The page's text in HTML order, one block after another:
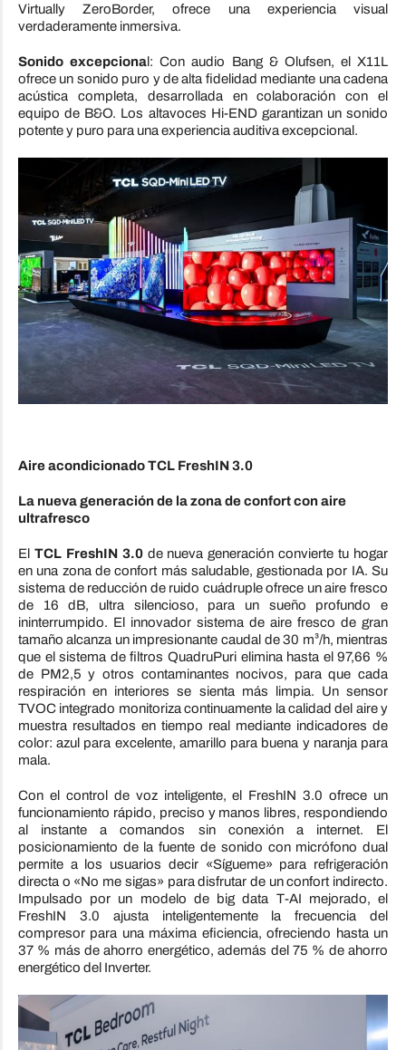
Virtually ZeroBorder, ofrece una experiencia visual
verdaderamente inmersiva.
Sonido excepcional: Con audio Bang & Olufsen, el X11L
ofrece un sonido puro y de alta fidelidad mediante una cadena
acústica completa, desarrollada en colaboración con el
equipo de B&O. Los altavoces Hi-END garantizan un sonido
potente y puro para una experiencia auditiva excepcional.
Aire acondicionado TCL FreshIN 3.0
La nueva generación de la zona de confort con aire
ultrafresco
El TCL FreshIN 3.0de nueva generación convierte tu hogar
en una zona de confort más saludable, gestionada por IA. Su
sistema de reducción de ruido cuádruple ofrece un aire fresco
de 16 dB, ultra silencioso, para un sueño profundo e
ininterrumpido. El innovador sistema de aire fresco de gran
tamaño alcanza un impresionante caudal de 30 m³/h, mientras
que el sistema de filtros QuadruPuri elimina hasta el 97,66 %
de PM2,5 y otros contaminantes nocivos, para que cada
respiración en interiores se sienta más limpia. Un sensor
TVOC integrado monitoriza continuamente la calidad del aire y
muestra resultados en tiempo real mediante indicadores de
color: azul para excelente, amarillo para buena y naranja para
mala.
Con el control de voz inteligente, el FreshIN 3.0 ofrece un
funcionamiento rápido, preciso y manos libres, respondiendo
al instante a comandos sin conexión a internet. El
posicionamiento de la fuente de sonido con micrófono dual
permite a los usuarios decir «Sígueme» para refrigeración
directa o «No me sigas» para disfrutar de un confort indirecto.
Impulsado por un modelo de big data T-AI mejorado, el
FreshIN 3.0 ajusta inteligentemente la frecuencia del
compresor para una máxima eficiencia, ofreciendo hasta un
37 % más de ahorro energético, además del 75 % de ahorro
energético del Inverter.